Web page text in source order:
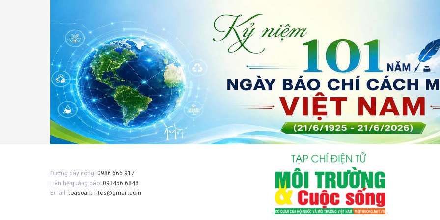
Đường dây nóng: 0986 666 917
Liên hệ quảng cáo: 093456 6848
Email:toasoan.mtcs@gmail.com
Gửi bình luận